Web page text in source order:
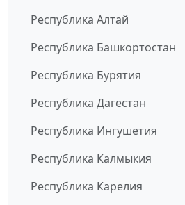
Республика Алтай
Республика Башкортостан
Республика Бурятия
Республика Дагестан
Республика Ингушетия
Республика Калмыкия
Республика Карелия